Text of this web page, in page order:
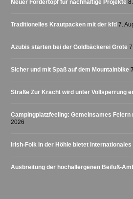
Neuer Fördertopf für nachhaltige Projekte
Traditionelles Krautpacken mit der kfd 7.
Azubis starten bei der Goldbäckerei Grote
Sicher und mit Spaß auf dem Mountainbike
Straße Zur Kracht wird unter Vollsperrung
Campingplatzfeeling: Gemeinsames Feiern
2026
Irish-Folk in der Höhle bietet internationales
Ausbreitung der hochallergenen Beifuß-